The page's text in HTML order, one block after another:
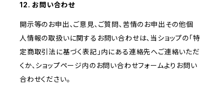
12. お問い合わせ
開示等のお申出、ご意見、ご質問、苦情のお申出その他個
人情報の取扱いに関するお問い合わせは、当ショップの「特
定商取引法に基づく表記」内にある連絡先へご連絡いただ
くか、ショップページ内のお問い合わせフォームよりお問い
合わせください。